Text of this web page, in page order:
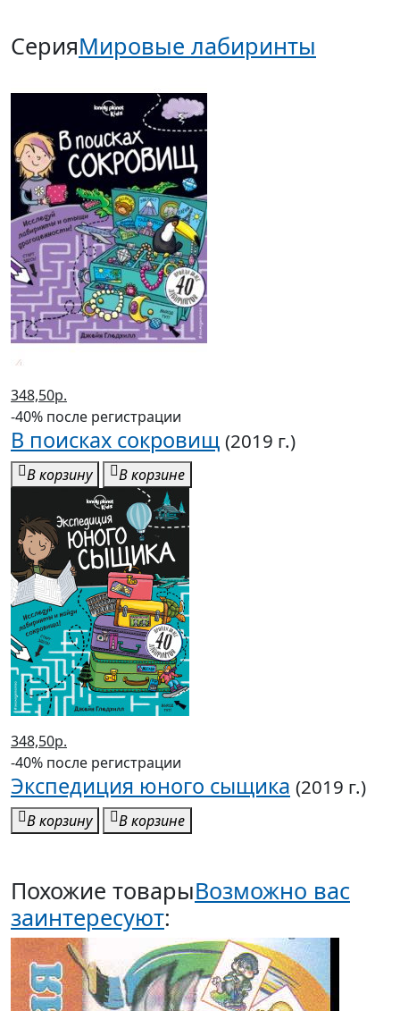
СерияМировые лабиринты
348,50р.
-40% после регистрации
В поисках сокровищ (2019 г.)
В корзину В корзине
348,50р.
-40% после регистрации
Экспедиция юного сыщика (2019 г.)
В корзину В корзине
Похожие товарыВозможно вас
заинтересуют: